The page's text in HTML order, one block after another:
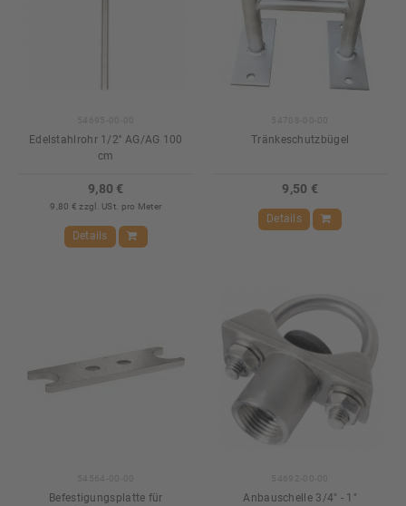
Edelstahlrohr 1/2'' AG/AG 100
cm
9,80 €
9,80 € zzgl. USt. pro Meter
Details
Tränkeschutzbügel
9,50 €
Details
Befestigungsplatte für
Anbauschelle 3/4" - 1"